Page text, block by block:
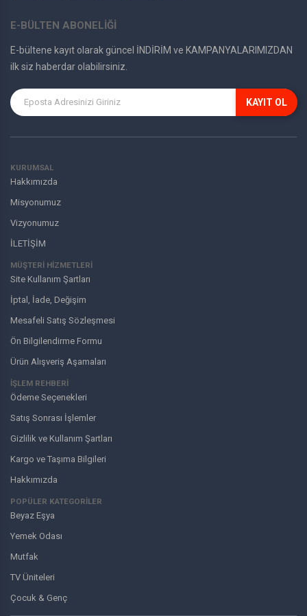
E-BÜLTEN ABONELİĞİ
E-bültene kayıt olarak güncel İNDİRİM ve KAMPANYALARIMIZDAN
ilk siz haberdar olabilirsiniz.
KAYIT OL
KURUMSAL
Hakkımızda
Misyonumuz
Vizyonumuz
İLETİŞİM
MÜŞTERI HIZMETLERI
Site Kullanım Şartları
İptal, İade, Değişim
Mesafeli Satış Sözleşmesi
Ön Bilgilendirme Formu
Ürün Alışveriş Aşamaları
İŞLEM REHBERİ
Ödeme Seçenekleri
Satış Sonrası İşlemler
Gizlilik ve Kullanım Şartları
Kargo ve Taşıma Bilgileri
Hakkımızda
POPÜLER KATEGORİLER
Beyaz Eşya
Yemek Odası
Mutfak
TV Üniteleri
Çocuk & Genç